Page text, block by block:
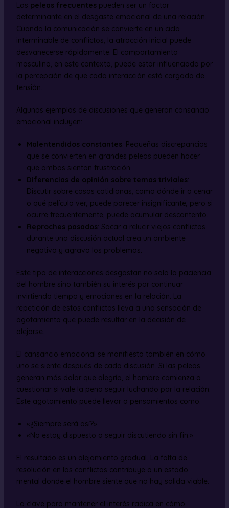
Las peleas frecuentespueden ser un factor
determinante en el desgaste emocional de una relación.
Cuando la comunicación se convierte en un ciclo
interminable de conflictos, la atracción inicial puede
desvanecerse rápidamente. El comportamiento
masculino, en este contexto, puede estar influenciado por
la percepción de que cada interacción está cargada de
tensión.
Algunos ejemplos de discusiones que generan cansancio
emocional incluyen:
Malentendidos constantes: Pequeñas discrepancias
que se convierten en grandes peleas pueden hacer
que ambos sientan frustración.
Diferencias de opinión sobre temas triviales:
Discutir sobre cosas cotidianas, como dónde ir a cenar
o qué película ver, puede parecer insignificante, pero si
ocurre frecuentemente, puede acumular descontento.
Reproches pasados: Sacar a relucir viejos conflictos
durante una discusión actual crea un ambiente
negativo y agrava los problemas.
Este tipo de interacciones desgastan no solo la paciencia
del hombre sino también su interés por continuar
invirtiendo tiempo y emociones en la relación. La
repetición de estos conflictos lleva a una sensación de
agotamiento que puede resultar en la decisión de
alejarse.
El cansancio emocional se manifiesta también en cómo
uno se siente después de cada discusión. Si las peleas
generan más dolor que alegría, el hombre comienza a
cuestionar si vale la pena seguir luchando por la relación.
Este agotamiento puede llevar a pensamientos como:
«¿Siempre será así?»
«No estoy dispuesto a seguir discutiendo sin fin.»
El resultado es un alejamiento gradual. La falta de
resolución en los conflictos contribuye a un estado
mental donde el hombre siente que no hay salida viable.
La clave para mantener el interés radica en cómo